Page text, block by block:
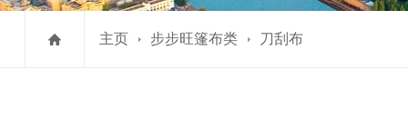
主页 步步旺篷布类 刀刮布